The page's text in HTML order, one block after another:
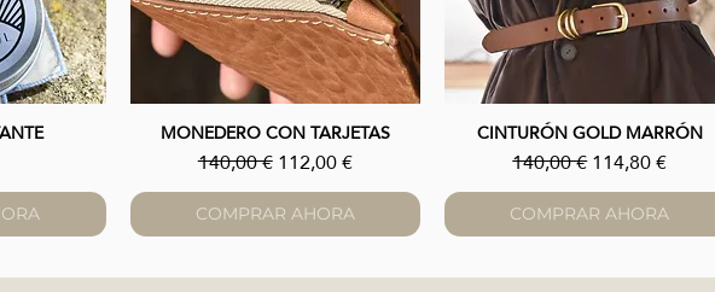
Vista rápida
MONEDERO CON TARJETAS
Precio
140,00 €Precio de oferta
112,00 €
COMPRAR AHORA
Vista rápida
CINTURÓN GOLD MARRÓN
Precio
140,00 €Precio de oferta
114,80 €
COMPRAR AHORA